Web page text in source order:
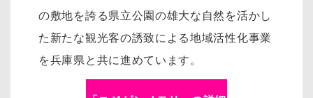
の敷地を誇る県立公園の雄大な自然を活かし
た新たな観光客の誘致による地域活性化事業
を兵庫県と共に進めています。